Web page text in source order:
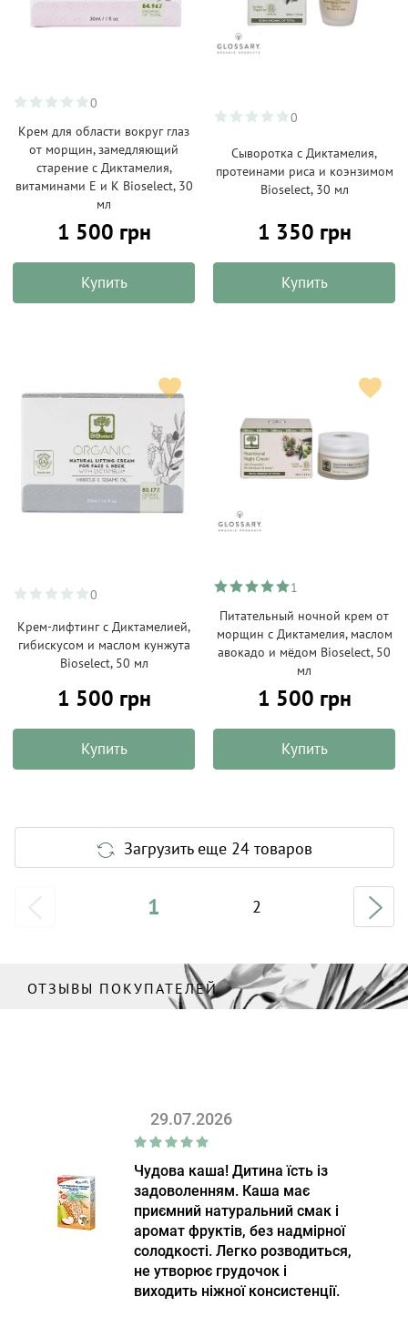
0
Крем для области вокруг глаз
от морщин, замедляющий
старение с Диктамелия,
витаминами Е и К Bioselect, 30
мл
1 500 грн
Купить
0
Сыворотка с Диктамелия,
протеинами риса и коэнзимом
Bioselect, 30 мл
1 350 грн
Купить
0
Крем-лифтинг с Диктамелией,
гибискусом и маслом кунжута
Bioselect, 50 мл
1 500 грн
Купить
1
Питательный ночной крем от
морщин с Диктамелия, маслом
авокадо и мёдом Bioselect, 50
мл
1 500 грн
Купить
Загрузить еще 24 товаров
1 2
ОТЗЫВЫ ПОКУПАТЕЛЕЙ
29.07.2026
Чудова каша! Дитина їсть із
задоволенням. Каша має
приємний натуральний смак і
аромат фруктів, без надмірної
солодкості. Легко розводиться,
не утворює грудочок і
виходить ніжної консистенції.